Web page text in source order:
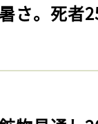
さ。死者